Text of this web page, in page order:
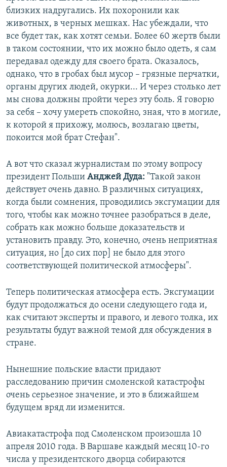
близких надругались. Их похоронили как
животных, в черных мешках. Нас убеждали, что
все будет так, как хотят семьи. Более 60 жертв были
в таком состоянии, что их можно было одеть, я сам
передавал одежду для своего брата. Оказалось,
однако, что в гробах был мусор – грязные перчатки,
органы других людей, окурки... И через столько лет
мы снова должны пройти через эту боль. Я говорю
за себя – хочу умереть спокойно, зная, что в могиле,
к которой я прихожу, молюсь, возлагаю цветы,
покоится мой брат Стефан".
А вот что сказал журналистам по этому вопросу
президент Польши Анджей Дуда: "Такой закон
действует очень давно. В различных ситуациях,
когда были сомнения, проводились эксгумации для
того, чтобы как можно точнее разобраться в деле,
собрать как можно больше доказательств и
установить правду. Это, конечно, очень неприятная
ситуация, но [до сих пор] не было для этого
соответствующей политической атмосферы".
Теперь политическая атмосфера есть. Эксгумации
будут продолжаться до осени следующего года и,
как считают эксперты и правого, и левого толка, их
результаты будут важной темой для обсуждения в
стране.
Нынешние польские власти придают
расследованию причин смоленской катастрофы
очень серьезное значение, и это в ближайшем
будущем вряд ли изменится.
Авиакатастрофа под Смоленском произошла 10
апреля 2010 года. В Варшаве каждый месяц 10-го
числа у президентского дворца собираются